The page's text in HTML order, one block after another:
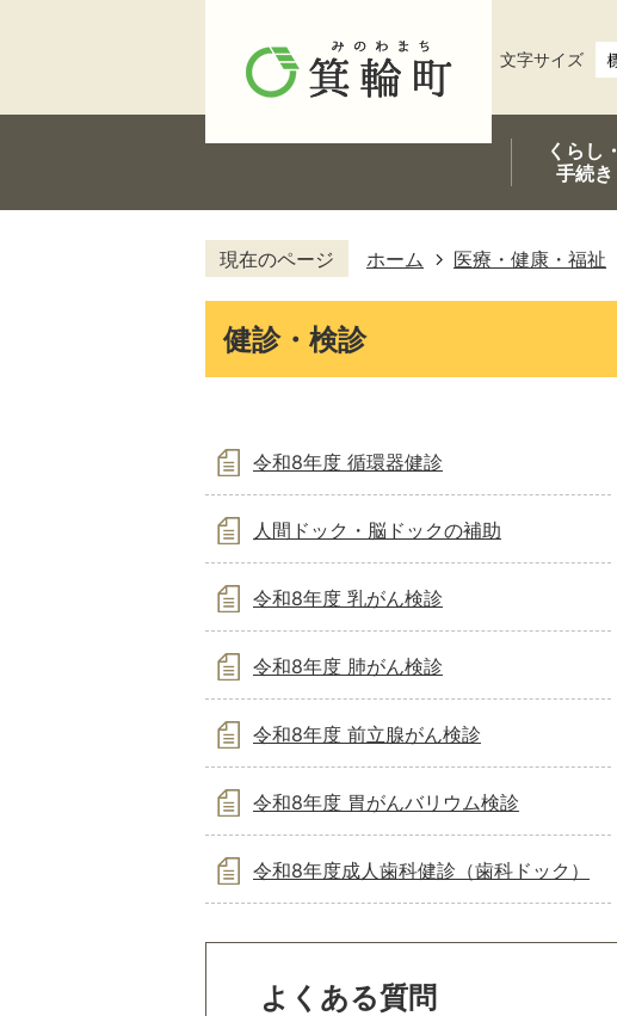
文字サイズ
くらし・
手続き
現在のページ ホーム 医療・健康・福祉
健診・検診
令和8年度 循環器健診
人間ドック・脳ドックの補助
令和8年度 乳がん検診
令和8年度 肺がん検診
令和8年度 前立腺がん検診
令和8年度 胃がんバリウム検診
令和8年度成人歯科健診（歯科ドック）
よくある質問